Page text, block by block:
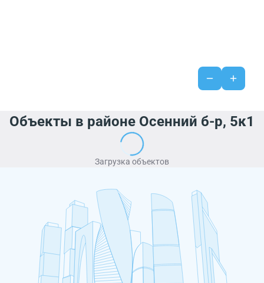
Объекты в районе Осенний б-р, 5к1
Загрузка объектов